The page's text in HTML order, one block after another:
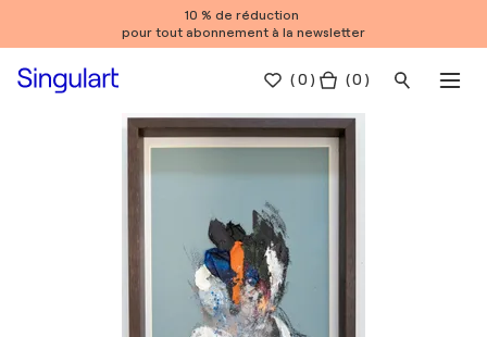
10 % de réduction
pour tout abonnement à la newsletter
(0 ) ( 0 )